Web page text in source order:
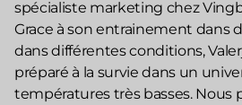
spécialiste marketing chez
Grace à son entrainement dans
dans différentes conditions,
préparé à la survie dans un
températures très basses. Nous